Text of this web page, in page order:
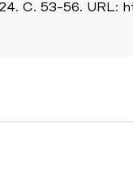
С. 53-56.